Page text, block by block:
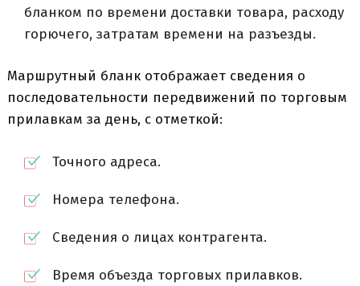
бланком по времени доставки товара, расходу
горючего, затратам времени на разъезды.
Маршрутный бланк отображает сведения о
последовательности передвижений по торговым
прилавкам за день, с отметкой:
Точного адреса.
Номера телефона.
Сведения о лицах контрагента.
Время объезда торговых прилавков.